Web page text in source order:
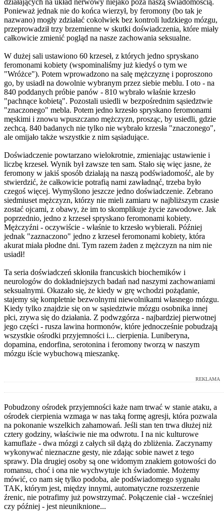
Ponieważ jednak nie do końca wierzył, by feromony (bo tak je
nazwano) mogły zdziałać cokolwiek bez kontroli ludzkiego mózgu,
przeprowadził trzy brzemienne w skutki doświadczenia, które miały
całkowicie zmienić pogląd na nasze zachowania seksualne.
W dużej sali ustawiono 60 krzeseł, z których jedno spryskano
feromonami kobiety (wspominaliśmy już kiedyś o tym we
"Wróżce"). Potem wprowadzono na salę mężczyznę i poproszono
go, by usiadł na dowolnie wybranym przez siebie meblu. I oto - na
840 poddanych próbie panów - 810 wybrało właśnie krzesło
"pachnące kobietą". Pozostali usiedli w bezpośrednim sąsiedztwie
"znaczonego" mebla. Potem jedno krzesło spryskano feromonami
męskimi i znowu wpuszczano mężczyzn, prosząc, by usiedli, gdzie
zechcą. 840 badanych nie tylko nie wybrało krzesła "znaczonego",
ale omijało także wszystkie z nim sąsiadujące.
Doświadczenie powtarzano wielokrotnie, zmieniając ustawienie i
liczbę krzeseł. Wynik był zawsze ten sam. Stało się więc jasne, że
feromony w jakiś sposób działają na naszą podświadomość, ale by
stwierdzić, że całkowicie potrafią nami zawładnąć, trzeba było
czegoś więcej. Wymyślono jeszcze jedno doświadczenie. Zebrano
siedmiuset mężczyzn, którzy nie mieli zamiaru w najbliższym czasie
zostać ojcami, z obawy, że im to skomplikuje życie zawodowe. Jak
poprzednio, jedno z krzeseł spryskano feromonami kobiety.
Mężczyźni - oczywiście - właśnie to krzesło wybierali. Później
jednak "zaznaczono" jedno z krzeseł feromonami kobiety, która
akurat miała płodne dni. Tym razem żaden z mężczyzn na nim nie
usiadł!
Ta seria doświadczeń skłoniła francuskich biochemików i
neurologów do dokładniejszych badań nad naszymi zachowaniami
seksualnymi. Okazało się, że kiedy w grę wchodzi pożądanie,
stajemy się kompletnie bezwolnymi niewolnikami własnego mózgu.
Kiedy tylko znajdzie się on w sąsiedztwie mózgu osobnika innej
płci, zrywa się do działania. Z podwzgórza - najbardziej pierwotnej
jego części - rusza lawina hormonów, które jednocześnie pobudzają
wszystkie ośrodki przyjemności i... cierpienia. Luniberyna,
dopamina, endorfina, serotonina i feromony tworzą w naszym
mózgu iście wybuchową mieszankę.
REKLAMA
Pobudzony ośrodek przyjemności każe nam trwać w stanie ataku, a
ośrodek cierpienia wzmaga w nas taką formę agresji, która pozwala
na pokonanie wszelkich zahamowań. Jeśli stan ten trwa dłużej niż
cztery godziny, właściwie nie ma odwrotu. I na nic kulturowe
kamuflaże - dwa mózgi z całych sił dążą do zbliżenia. Zaczynamy
wykonywać nieznaczne gesty, nie zdając sobie nawet z tego
sprawy. Dla drugiej osoby są one widomym znakiem gotowości do
romansu, choć i ona nie wychwytuje ich świadomie. Możemy
mówić, co nam się tylko podoba, ale podświadomego sygnału
TAK, którym jest, między innymi, automatyczne rozszerzenie
źrenic, nie potrafimy już powstrzymać. Połączenie ciał - wcześniej
czy później - jest nieuniknione...